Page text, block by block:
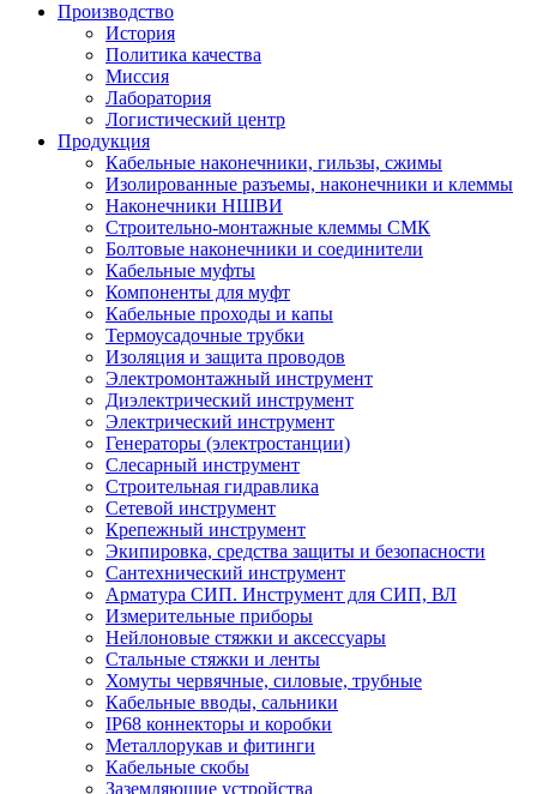
Производство
История
Политика качества
Миссия
Лаборатория
Логистический центр
Продукция
Кабельные наконечники, гильзы, сжимы
Изолированные разъемы, наконечники и клеммы
Наконечники НШВИ
Строительно-монтажные клеммы СМК
Болтовые наконечники и соединители
Кабельные муфты
Компоненты для муфт
Кабельные проходы и капы
Термоусадочные трубки
Изоляция и защита проводов
Электромонтажный инструмент
Диэлектрический инструмент
Электрический инструмент
Генераторы (электростанции)
Слесарный инструмент
Строительная гидравлика
Сетевой инструмент
Крепежный инструмент
Экипировка, средства защиты и безопасности
Сантехнический инструмент
Арматура СИП. Инструмент для СИП, ВЛ
Измерительные приборы
Нейлоновые стяжки и аксессуары
Стальные стяжки и ленты
Хомуты червячные, силовые, трубные
Кабельные вводы, сальники
IP68 коннекторы и коробки
Металлорукав и фитинги
Кабельные скобы
Заземляющие устройства